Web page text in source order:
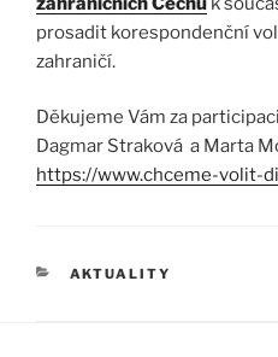
prosadit korespondenční
zahraničí.
Děkujeme Vám za
Dagmar Straková a Marta
https://www.chceme-volit-
RUBRIKY
AKTUALITY